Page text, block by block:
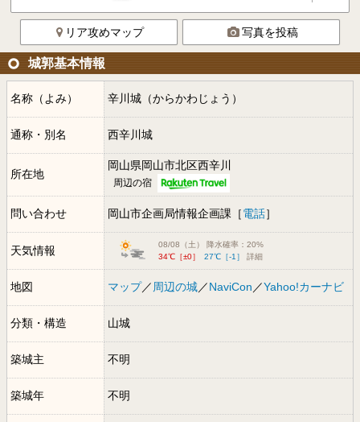
リア攻めマップ 写真を投稿
城郭基本情報
名称（よみ） 辛川城（からかわじょう）
通称・別名 西辛川城
所在地
岡山県岡山市北区西辛川
周辺の宿
問い合わせ 岡山市企画局情報企画課［電話］
天気情報
08/08（土） 降水確率：20%
34℃［±0］
27℃［-1］ 詳細
地図 マップ／ 周辺の城／NaviCon ／Yahoo!カーナビ
分類・構造 山城
築城主 不明
築城年 不明